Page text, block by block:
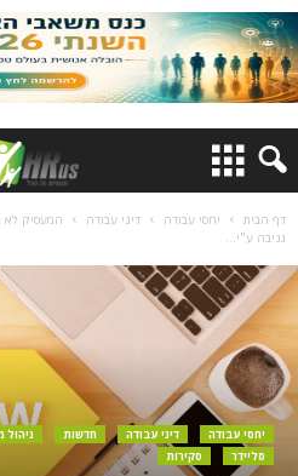
דף הבית יחסי עבודה דיני עבודה
המעסיק לא
גניבה ע"י...
יחסי עבודה דיני עבודה חדשות ניהול
סליידר
סקירות